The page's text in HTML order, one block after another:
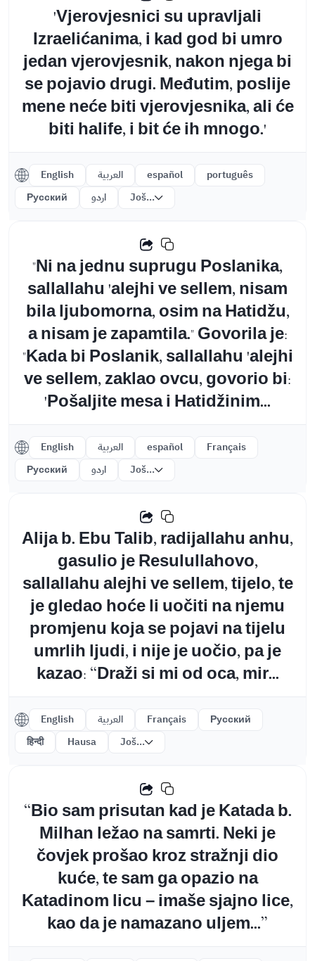
'Vjerovjesnici su upravljali
Izraelićanima, i kad god bi umro
jedan vjerovjesnik, nakon njega bi
se pojavio drugi. Međutim, poslije
mene neće biti vjerovjesnika, ali će
biti halife, i bit će ih mnogo.'
English العربية español
português
Русский
اردو Još...
"Ni na jednu suprugu Poslanika,
sallallahu 'alejhi ve sellem, nisam
bila ljubomorna, osim na Hatidžu,
a nisam je zapamtila." Govorila je:
"Kada bi Poslanik, sallallahu 'alejhi
ve sellem, zaklao ovcu, govorio bi:
'Pošaljite mesa i Hatidžinim...
English العربية español
Français
Русский
اردو Još...
Alija b. Ebu Talib, radijallahu anhu,
gasulio je Resulullahovo,
sallallahu alejhi ve sellem, tijelo, te
je gledao hoće li uočiti na njemu
promjenu koja se pojavi na tijelu
umrlih ljudi, i nije je uočio, pa je
kazao: “Draži si mi od oca, mir...
English العربية Français
Русский
हिन्दी
Hausa Još...
“Bio sam prisutan kad je Katada b.
Milhan ležao na samrti. Neki je
čovjek prošao kroz stražnji dio
kuće, te sam ga opazio na
Katadinom licu – imaše sjajno lice,
kao da je namazano uljem...”